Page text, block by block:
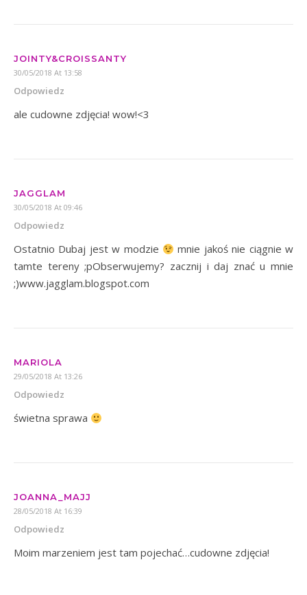
JOINTY&CROISSANTY
30/05/2018 At 13:58
Odpowiedz
ale cudowne zdjęcia! wow!<3
JAGGLAM
30/05/2018 At 09:46
Odpowiedz
Ostatnio Dubaj jest w modzie
mnie jakoś nie ciągnie w
tamte tereny ;pObserwujemy? zacznij i daj znać u mnie
;)www.jagglam.blogspot.com
MARIOLA
29/05/2018 At 13:26
Odpowiedz
świetna sprawa
JOANNA_MAJJ
28/05/2018 At 16:39
Odpowiedz
Moim marzeniem jest tam pojechać…cudowne zdjęcia!